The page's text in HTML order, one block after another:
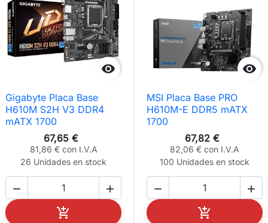

Gigabyte Placa Base
H610M S2H V3 DDR4
mATX 1700
67,65 €
81,86 € con I.V.A
26 Unidades en stock
 
 AÑADIR AL CARRITO

MSI Placa Base PRO
H610M-E DDR5 mATX
1700
67,82 €
82,06 € con I.V.A
100 Unidades en stock
 
 AÑADIR AL